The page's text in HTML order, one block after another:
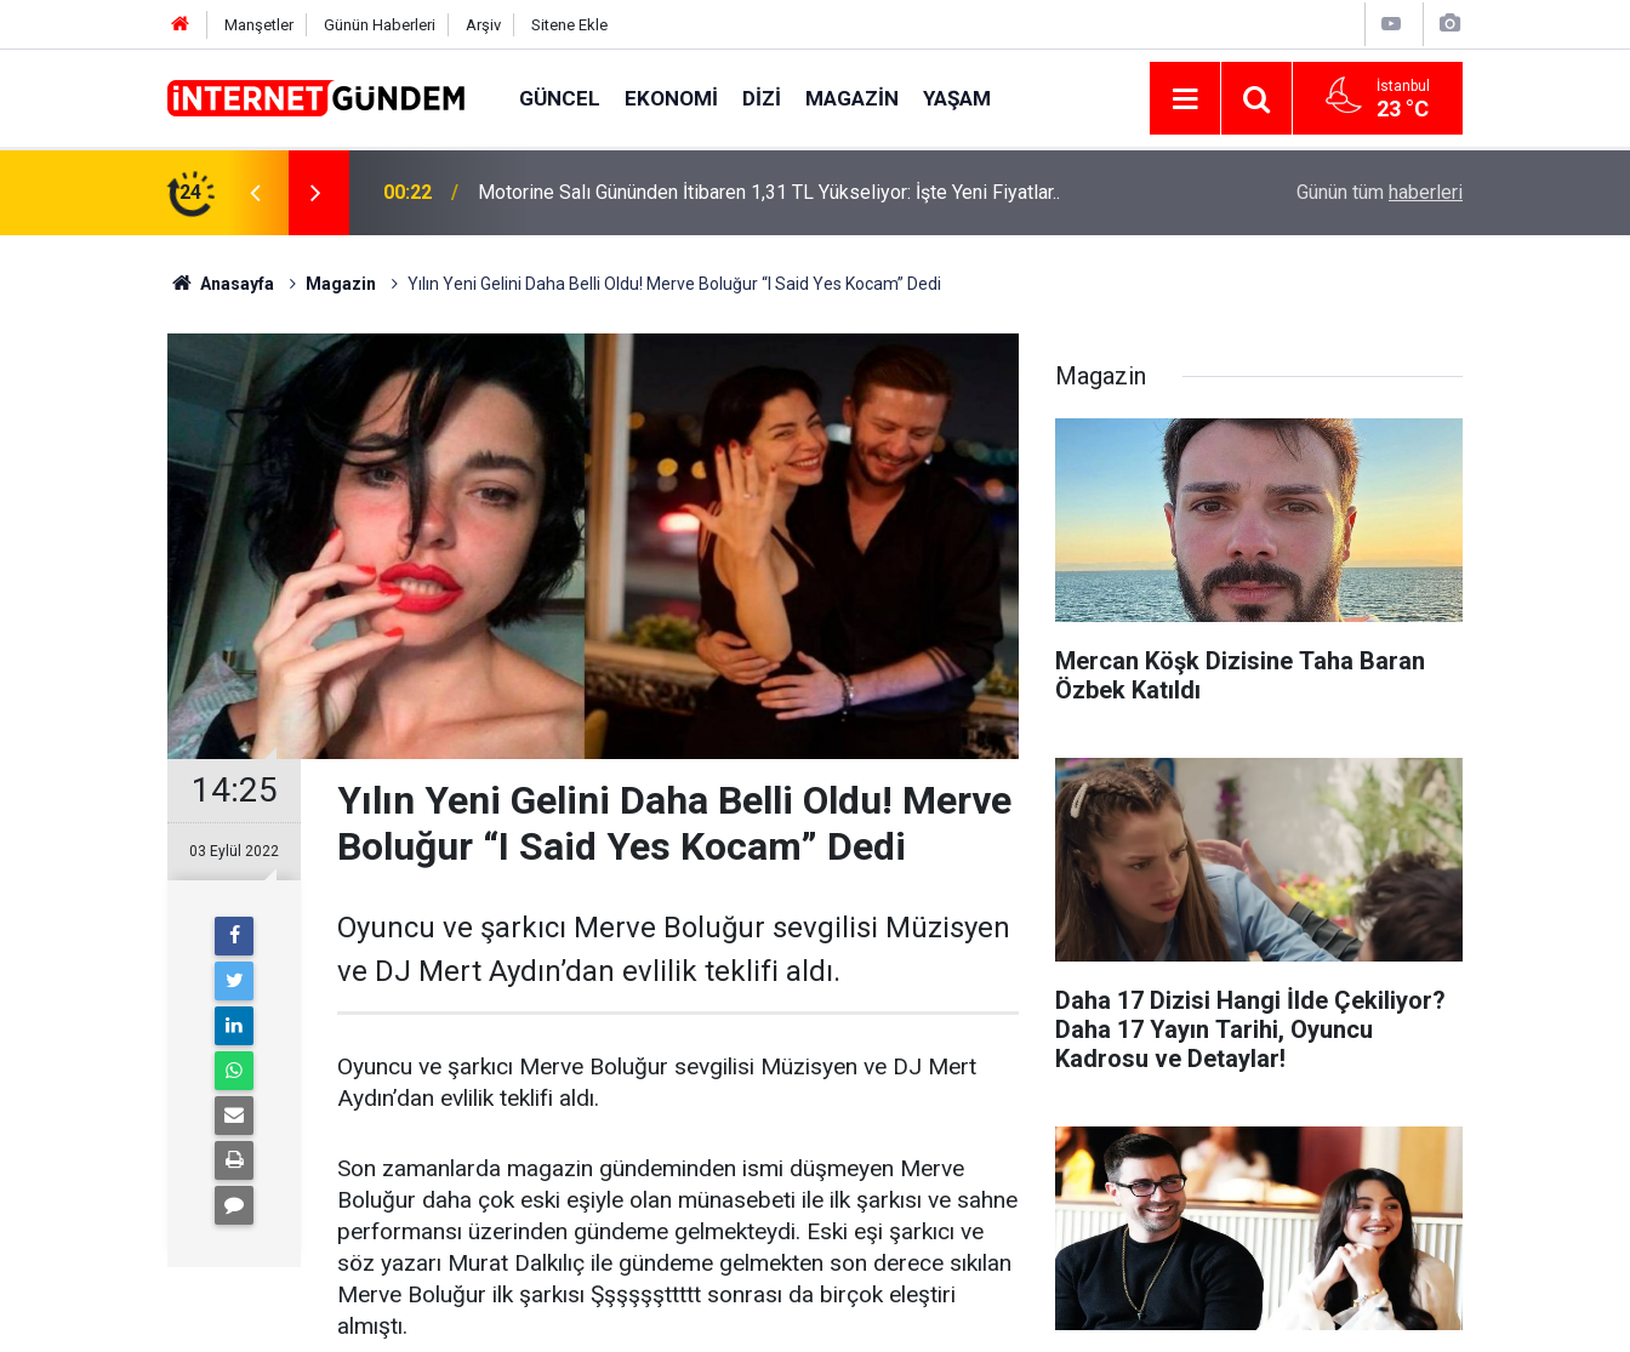
Manşetler Günün Haberleri Arşiv Sitene Ekle
GÜNCEL EKONOMI DIZI MAGAZIN YAŞAM İstanbul
23 °C
24
TL Yükseliyor: İşte Yeni Fiyatlar.. 15:58
Neşet Ertaş’a “Bozkırın Tezenesi” Lakabını Kim Verdi? Beyaz’la Joker
Sorusunun Cevabı Merak Edildi
Günün tüm haberleri
Anasayfa Magazin Yılın Yeni Gelini Daha Belli Oldu! Merve Boluğur “I Said Yes Kocam” Dedi
14:25
03 Eylül 2022
Yılın Yeni Gelini Daha Belli Oldu! Merve
Boluğur “I Said Yes Kocam” Dedi
Oyuncu ve şarkıcı Merve Boluğur sevgilisi Müzisyen
ve DJ Mert Aydın’dan evlilik teklifi aldı.
Oyuncu ve şarkıcı Merve Boluğur sevgilisi Müzisyen ve DJ Mert
Aydın’dan evlilik teklifi aldı.
Son zamanlarda magazin gündeminden ismi düşmeyen Merve
Boluğur daha çok eski eşiyle olan münasebeti ile ilk şarkısı ve sahne
performansı üzerinden gündeme gelmekteydi. Eski eşi şarkıcı ve
söz yazarı Murat Dalkılıç ile gündeme gelmekten son derece sıkılan
Merve Boluğur ilk şarkısı Şşşşşşttttt sonrası da birçok eleştiri
almıştı.
Magazin
Mercan Köşk Dizisine Taha Baran
Özbek Katıldı
Daha 17 Dizisi Hangi İlde Çekiliyor?
Daha 17 Yayın Tarihi, Oyuncu
Kadrosu ve Detaylar!